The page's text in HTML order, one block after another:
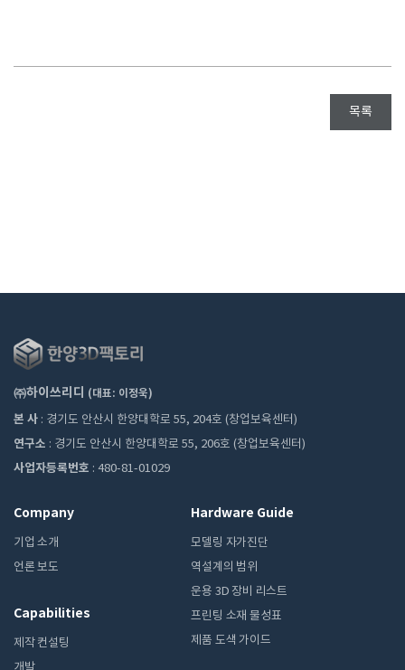
목록
㈜하이쓰리디 (대표: 이정욱)
본 사 : 경기도 안산시 한양대학로 55, 204호 (창업보육센터)
연구소 : 경기도 안산시 한양대학로 55, 206호 (창업보육센터)
사업자등록번호 : 480-81-01029
Company
기업 소개
언론 보도
Capabilities
제작 컨설팅
Hardware Guide
모델링 자가진단
역설계의 범위
운용 3D 장비 리스트
프린팅 소재 물성표
제품 도색 가이드